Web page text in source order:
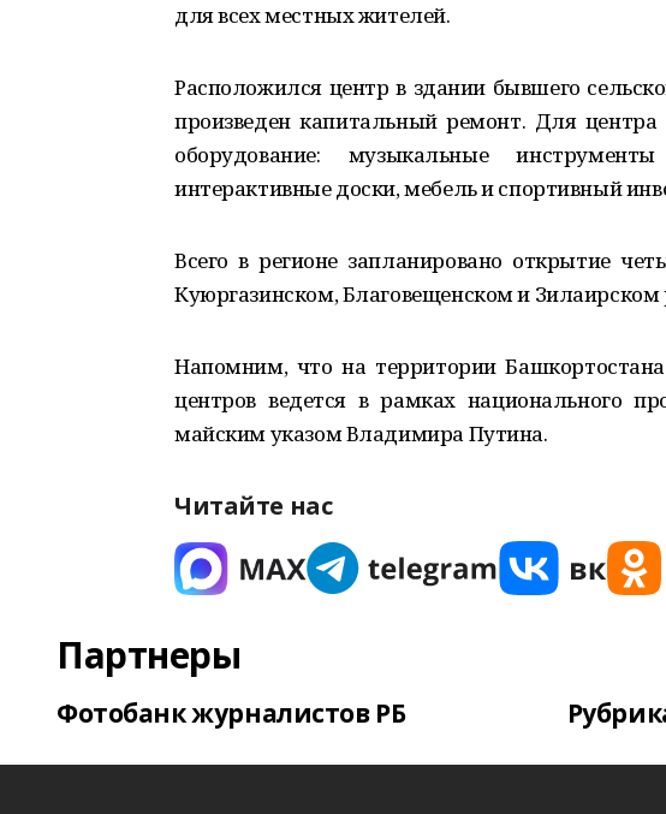
для всех местных жителей.
Расположился центр в здании бывшего
произведен капитальный ремонт. Для
оборудование: музыкальные
интерактивные доски, мебель и спортивный
Всего в регионе запланировано открытие
Куюргазинском, Благовещенском и
Напомним, что на территории
центров ведется в рамках национального
майским указом Владимира Путина.
Читайте нас
Партнеры
Фотобанк журналистов РБ